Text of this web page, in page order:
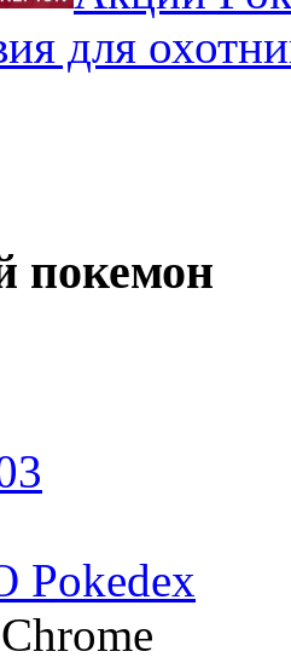
для
покемон
Pokedex